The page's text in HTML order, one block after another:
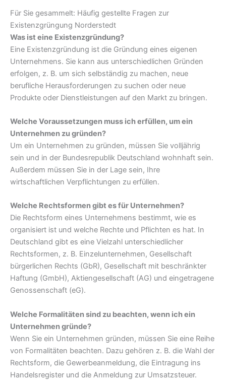
Für Sie gesammelt: Häufig gestellte Fragen zur
Existenzgrüngung Norderstedt
Was ist eine Existenzgründung?
Eine Existenzgründung ist die Gründung eines eigenen
Unternehmens. Sie kann aus unterschiedlichen Gründen
erfolgen, z. B. um sich selbständig zu machen, neue
berufliche Herausforderungen zu suchen oder neue
Produkte oder Dienstleistungen auf den Markt zu bringen.
Welche Voraussetzungen muss ich erfüllen, um ein
Unternehmen zu gründen?
Um ein Unternehmen zu gründen, müssen Sie volljährig
sein und in der Bundesrepublik Deutschland wohnhaft sein.
Außerdem müssen Sie in der Lage sein, Ihre
wirtschaftlichen Verpflichtungen zu erfüllen.
Welche Rechtsformen gibt es für Unternehmen?
Die Rechtsform eines Unternehmens bestimmt, wie es
organisiert ist und welche Rechte und Pflichten es hat. In
Deutschland gibt es eine Vielzahl unterschiedlicher
Rechtsformen, z. B. Einzelunternehmen, Gesellschaft
bürgerlichen Rechts (GbR), Gesellschaft mit beschränkter
Haftung (GmbH), Aktiengesellschaft (AG) und eingetragene
Genossenschaft (eG).
Welche Formalitäten sind zu beachten, wenn ich ein
Unternehmen gründe?
Wenn Sie ein Unternehmen gründen, müssen Sie eine Reihe
von Formalitäten beachten. Dazu gehören z. B. die Wahl der
Rechtsform, die Gewerbeanmeldung, die Eintragung ins
Handelsregister und die Anmeldung zur Umsatzsteuer.